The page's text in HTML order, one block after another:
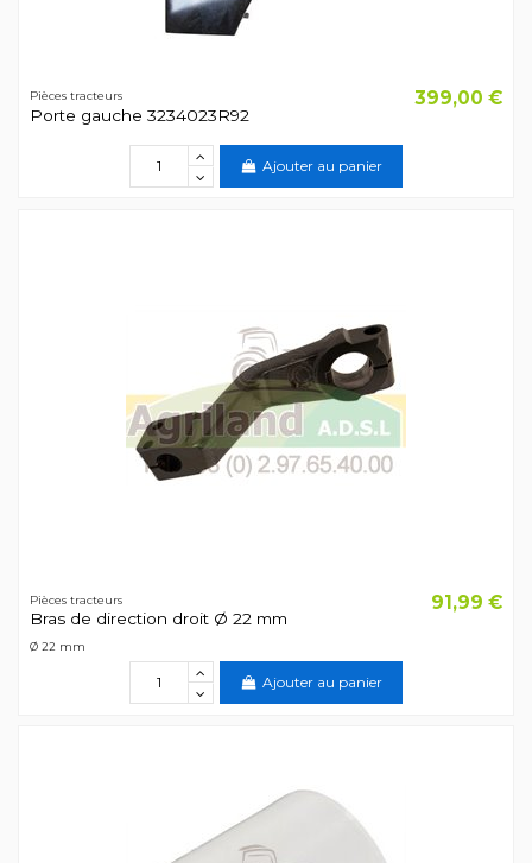
Pièces tracteurs
Porte gauche 3234023R92
399,00 €
Ajouter au panier
Pièces tracteurs
Bras de direction droit Ø 22 mm
91,99 €
Ø 22 mm
Ajouter au panier